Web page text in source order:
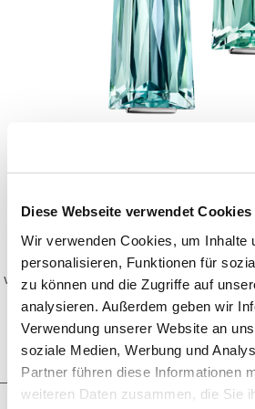
Diese Webseite verwendet Cookies
Wir verwenden Cookies, um Inhalte
personalisieren, Funktionen für
zu können und die Zugriffe auf
analysieren. Außerdem geben wir
Verwendung unserer Website an
soziale Medien, Werbung und
Partner führen diese Informationen
weiteren Daten zusammen, die Sie
LIGHT
Ohrringe mit trapezförmig
aus Brasilien und Afrika sowie
Afghanistan-Turmalinen "Clear
Weißgold gefasst.
Schmuckkreationen